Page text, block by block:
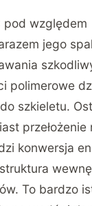
pod względem
jego
polimerowe
szkieletu.
przełożenie
konwersja
To bardzo